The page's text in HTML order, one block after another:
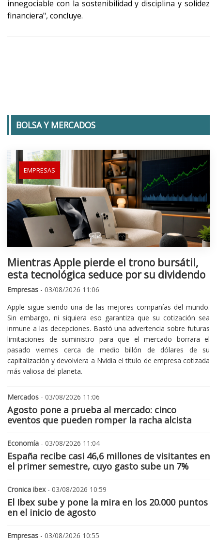
innegociable con la sostenibilidad y disciplina y solidez
financiera", concluye.
BOLSA Y MERCADOS
EMPRESAS
Mientras Apple pierde el trono bursátil,
esta tecnológica seduce por su dividendo
Empresas - 03/08/2026 11:06
Apple sigue siendo una de las mejores compañías del mundo.
Sin embargo, ni siquiera eso garantiza que su cotización sea
inmune a las decepciones. Bastó una advertencia sobre futuras
limitaciones de suministro para que el mercado borrara el
pasado viernes cerca de medio billón de dólares de su
capitalización y devolviera a Nvidia el título de empresa cotizada
más valiosa del planeta.
Mercados - 03/08/2026 11:06
Agosto pone a prueba al mercado: cinco
eventos que pueden romper la racha alcista
Economía - 03/08/2026 11:04
España recibe casi 46,6 millones de visitantes en
el primer semestre, cuyo gasto sube un 7%
Cronica ibex- 03/08/2026 10:59
El Ibex sube y pone la mira en los 20.000 puntos
en el inicio de agosto
Empresas - 03/08/2026 10:55